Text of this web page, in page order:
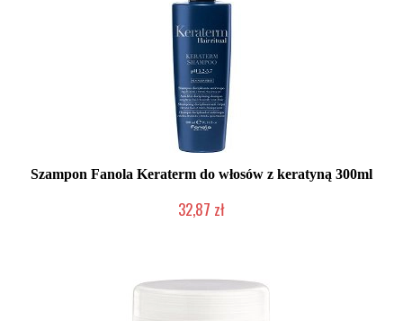
Szampon Fanola Keraterm do włosów z keratyną 300ml
32,87 zł